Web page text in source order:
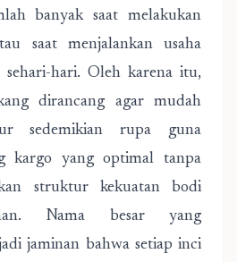
banyak saat melakukan
saat menjalankan usaha
sehari-hari. Oleh karena itu,
dirancang agar mudah
sedemikian rupa guna
kargo yang optimal tanpa
struktur kekuatan bodi
Nama besar yang
jaminan bahwa setiap inci